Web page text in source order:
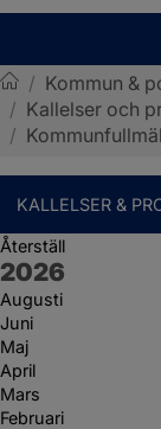
Sotenäs kommun
/ Kommun &
/ Kallelser och
/
KALLELSER &
Återställ
År:
2026
Augusti
Juni
Maj
April
Mars
Februari